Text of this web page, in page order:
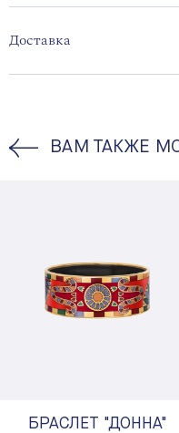
Доставка
ВАМ ТАКЖЕ
БРАСЛЕТ "ДОННА"